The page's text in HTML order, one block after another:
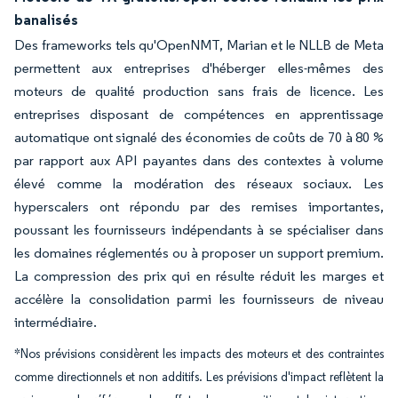
banalisés
Des frameworks tels qu'OpenNMT, Marian et le NLLB de Meta
permettent aux entreprises d'héberger elles-mêmes des
moteurs de qualité production sans frais de licence. Les
entreprises disposant de compétences en apprentissage
automatique ont signalé des économies de coûts de 70 à 80 %
par rapport aux API payantes dans des contextes à volume
élevé comme la modération des réseaux sociaux. Les
hyperscalers ont répondu par des remises importantes,
poussant les fournisseurs indépendants à se spécialiser dans
les domaines réglementés ou à proposer un support premium.
La compression des prix qui en résulte réduit les marges et
accélère la consolidation parmi les fournisseurs de niveau
intermédiaire.
*Nos prévisions considèrent les impacts des moteurs et des contraintes
comme directionnels et non additifs. Les prévisions d'impact reflètent la